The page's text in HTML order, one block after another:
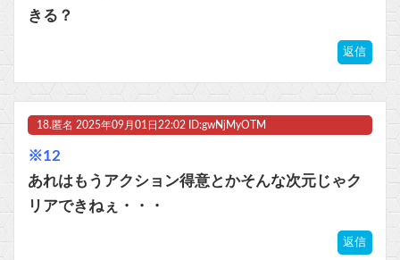
きる？
返信
18. 匿名 2025年09月01日22:02 ID:gwNjMyOTM
※12
あれはもうアクション得意とかそんな次元じゃク
リアできねぇ・・・
返信